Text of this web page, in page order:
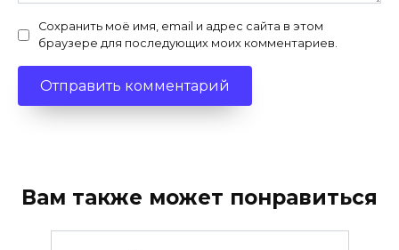
Сохранить моё имя, email и адрес сайта в этом
браузере для последующих моих комментариев.
Вам также может понравиться